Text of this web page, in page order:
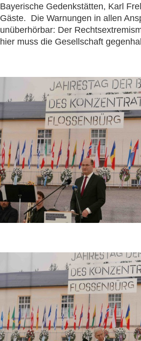
Bayerische Gedenkstätten, Karl
Gäste. Die Warnungen in allen
unüberhörbar: Der
hier muss die Gesellschaft